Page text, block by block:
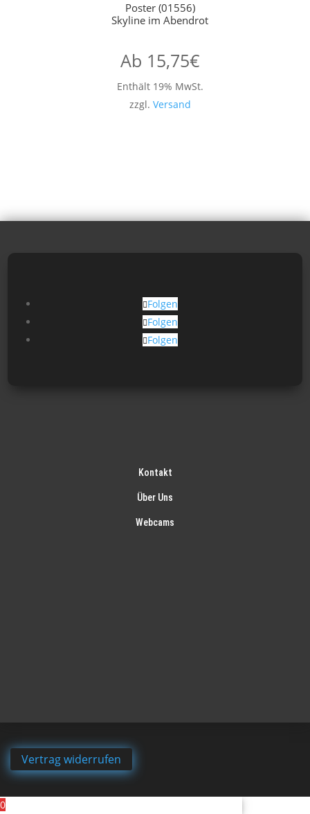
Poster (01556)
Skyline im Abendrot
Ab 15,75€
Enthält 19% MwSt.
zzgl. Versand
Folgen
Folgen
Folgen
Kontakt
Über Uns
Webcams
Vertrag widerrufen
0